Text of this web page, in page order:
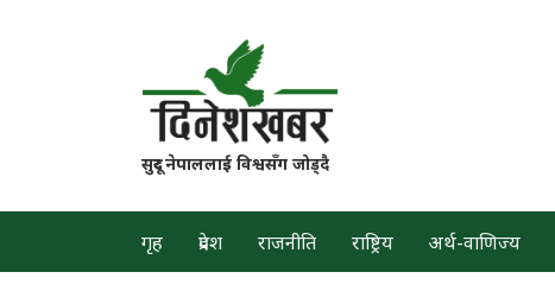
सुदूर नेपाललाई विश्वसँग जोड्दै
गृह प्रदेश राजनीति राष्ट्रिय अर्थ-वाणिज्य